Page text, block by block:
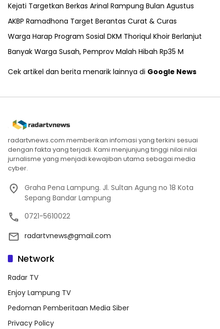
Kejati Targetkan Berkas Arinal Rampung Bulan Agustus
AKBP Ramadhona Target Berantas Curat & Curas
Warga Harap Program Sosial DKM Thoriqul Khoir Berlanjut
Banyak Warga Susah, Pemprov Malah Hibah Rp35 M
Cek artikel dan berita menarik lainnya di Google News
radartvnews.com memberikan infomasi yang terkini sesuai
dengan fakta yang terjadi. Kami menjunjung tinggi nilai nilai
jurnalisme yang menjadi kewajiban utama sebagai media
cyber.
Graha Pena Lampung. Jl. Sultan Agung no 18 Kota
Sepang Bandar Lampung
0721-5610022
radartvnews@gmail.com
Network
Radar TV
Enjoy Lampung TV
Pedoman Pemberitaan Media Siber
Privacy Policy